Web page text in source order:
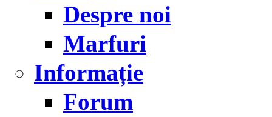
Despre noi
Marfuri
Informație
Forum